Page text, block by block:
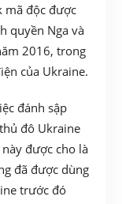
mã độc được
quyền Nga và
2016, trong
của Ukraine.
đánh sập
đô Ukraine
được cho là
đã được dùng
trước đó